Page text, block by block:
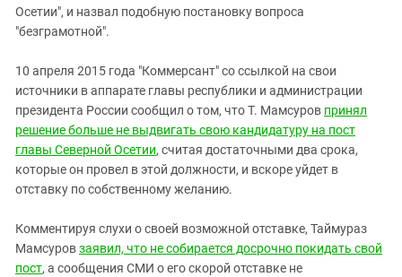
Осетии", и назвал подобную постановку вопроса
"безграмотной".
10 апреля 2015 года "Коммерсант" со ссылкой на свои
источники в аппарате главы республики и администрации
президента России сообщил о том, что Т. Мамсуров принял
решение больше не выдвигать свою кандидатуру на пост
главы Северной Осетии, считая достаточными два срока,
которые он провел в этой должности, и вскоре уйдет в
отставку по собственному желанию.
Комментируя слухи о своей возможной отставке, Таймураз
Мамсуровзаявил, что не собирается досрочно покидать свой
пост, а сообщения СМИ о его скорой отставке не